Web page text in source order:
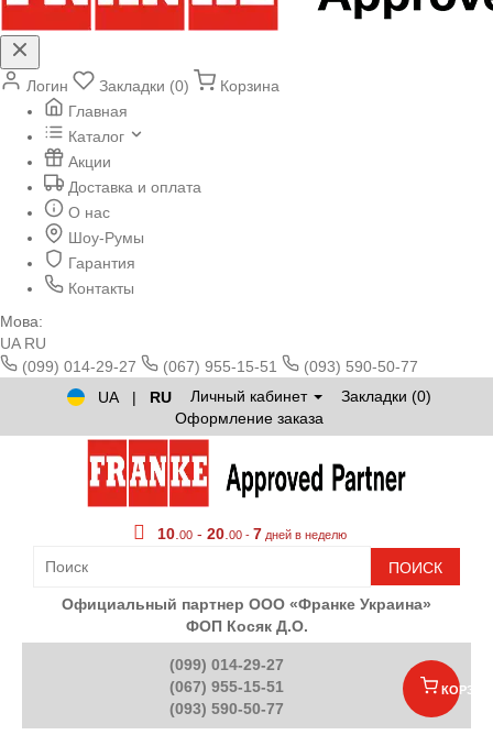
Логин Закладки (0)
Корзина
Главная
Каталог
Акции
Доставка и оплата
О нас
Шоу-Румы
Гарантия
Контакты
Мова:
UA RU
(099) 014-29-27
(067) 955-15-51
(093) 590-50-77
UA
| RU Личный кабинет
Закладки (0)
Оформление заказа
10 00 - 20 00 - 7 дней в неделю
ПОИСК
Официальный партнер ООО «Франке Украина»
ФОП Косяк Д.О.
(099) 014-29-27
(067) 955-15-51
(093) 590-50-77